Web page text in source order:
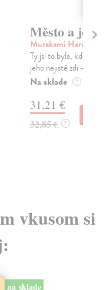
Město a
Haru...
vkusom si